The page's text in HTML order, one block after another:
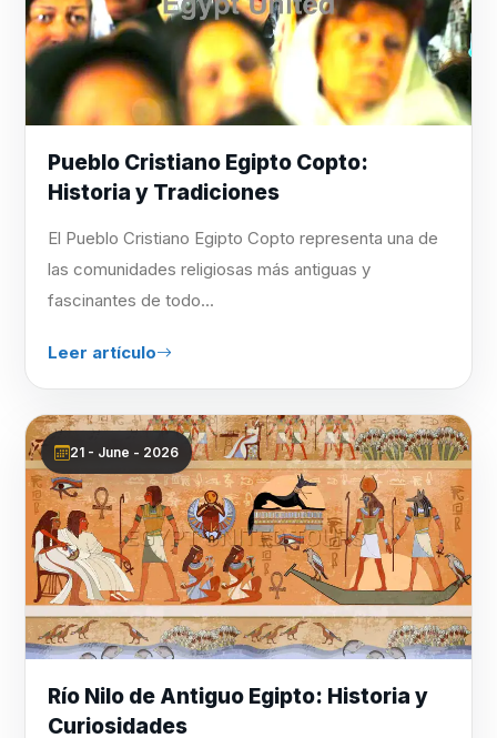
Pueblo Cristiano Egipto Copto:
Historia y Tradiciones
El Pueblo Cristiano Egipto Copto representa una de
las comunidades religiosas más antiguas y
fascinantes de todo...
Leer artículo
21 - June - 2026
Río Nilo de Antiguo Egipto: Historia y
Curiosidades